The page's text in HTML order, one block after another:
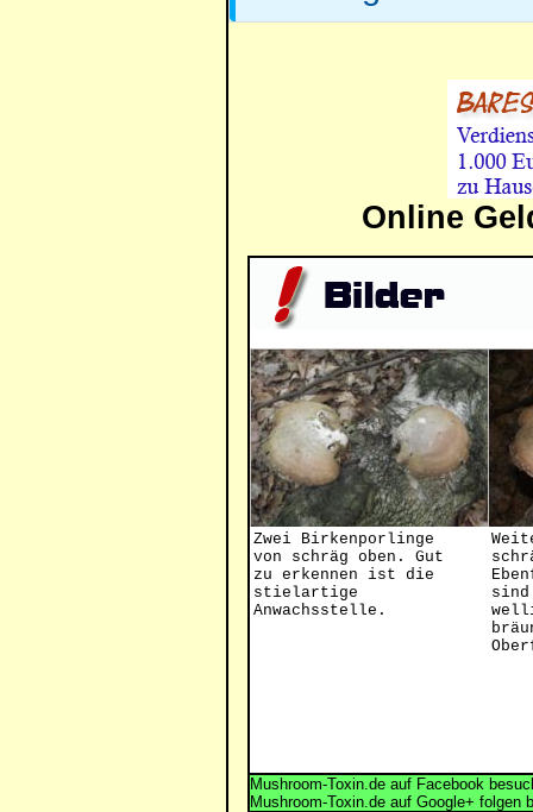
Online
Zwei Birkenporlinge
von schräg oben. Gut
zu erkennen ist die
stielartige
Anwachsstelle.
Mushroom-Toxin.de auf Facebook
Mushroom-Toxin.de auf Google+ folgen